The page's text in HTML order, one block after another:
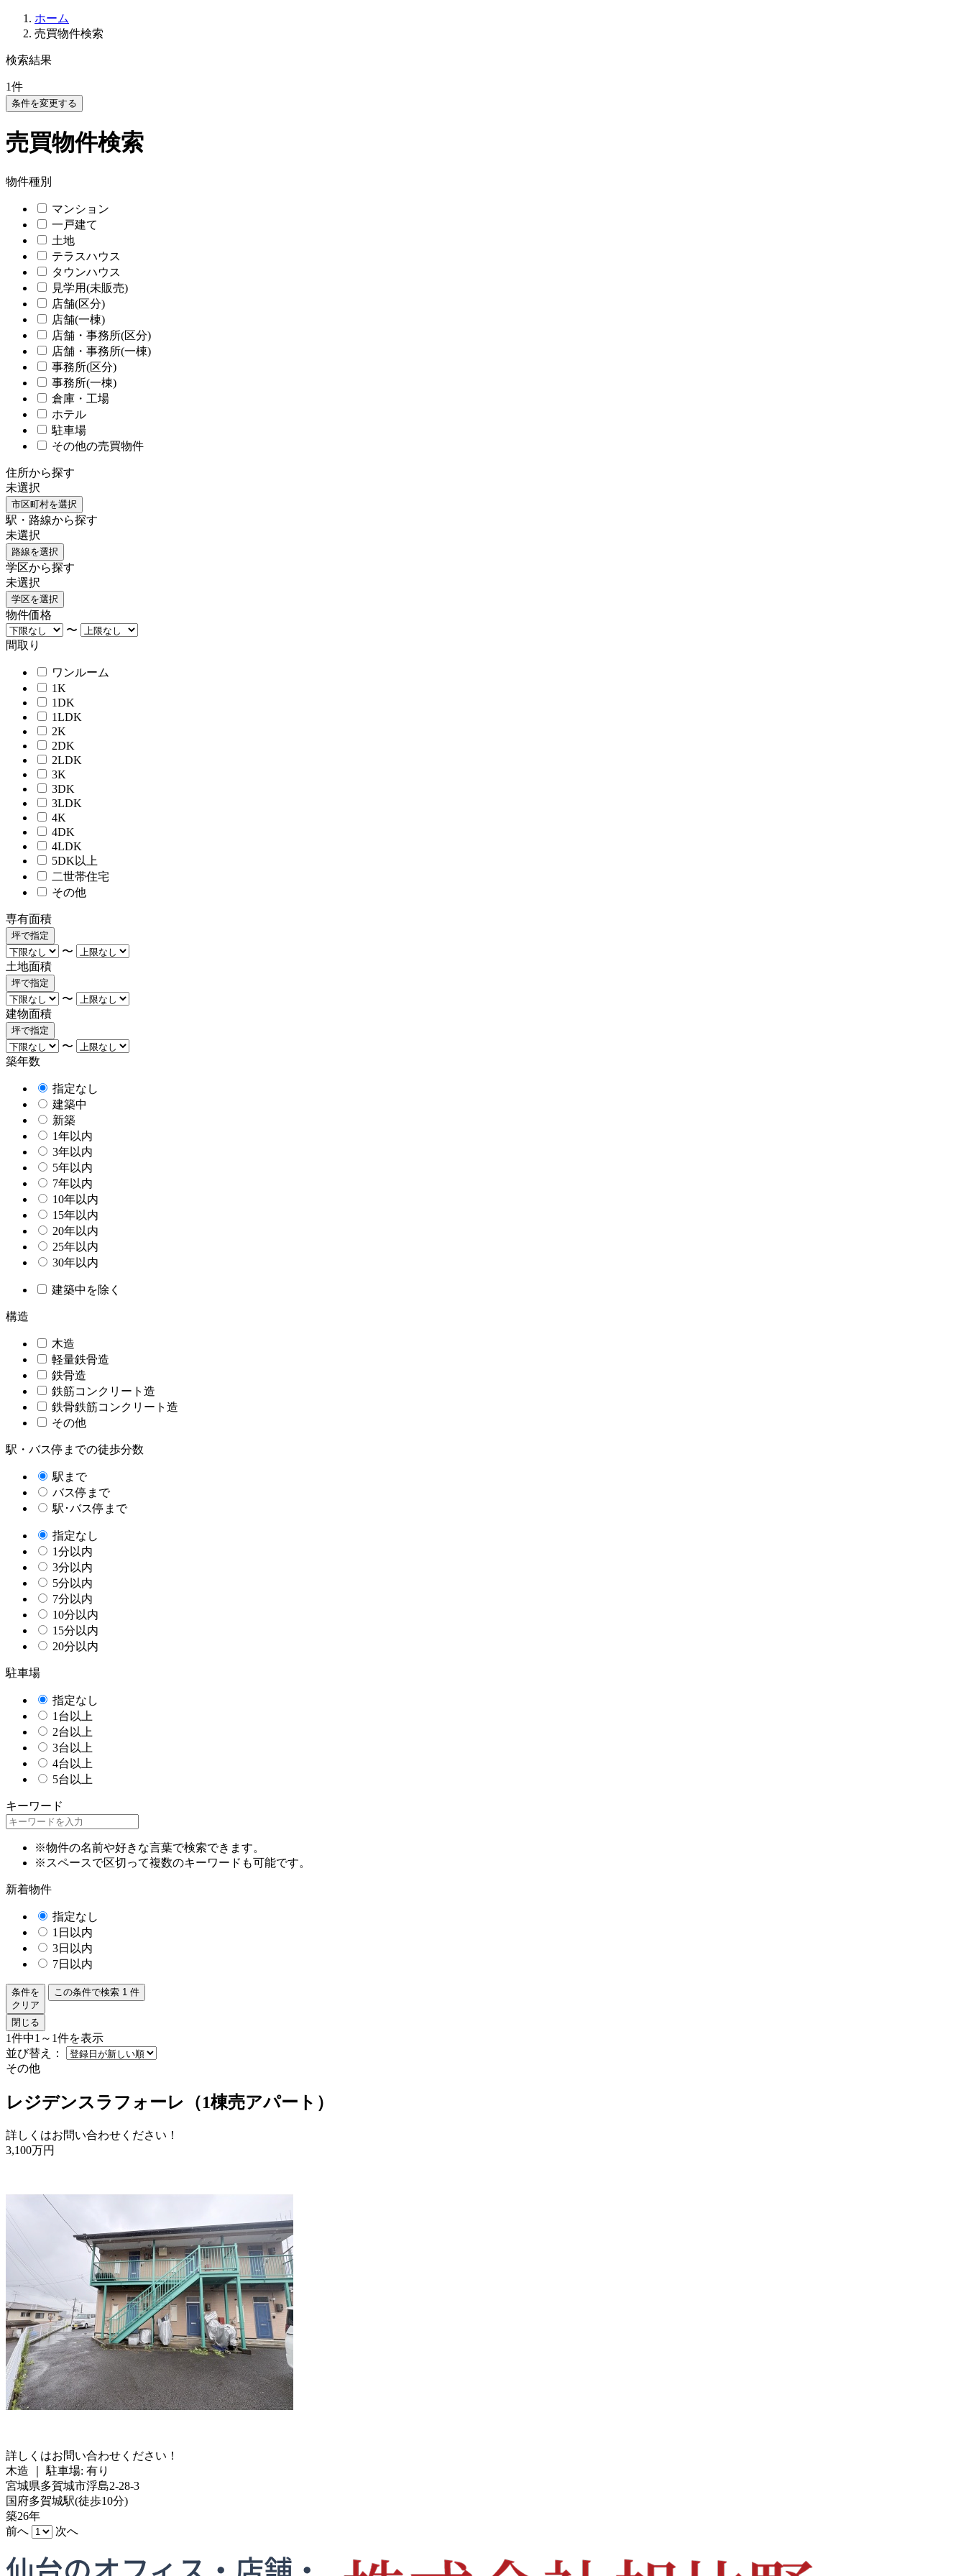
ホーム
売買物件検索
検索結果
1件
条件を変更する
売買物件検索
物件種別
マンション
一戸建て
土地
テラスハウス
タウンハウス
見学用(未販売)
店舗(区分)
店舗(一棟)
店舗・事務所(区分)
店舗・事務所(一棟)
事務所(区分)
事務所(一棟)
倉庫・工場
ホテル
駐車場
その他の売買物件
住所から探す
未選択
市区町村を選択
駅・路線から探す
未選択
路線を選択
学区から探す
未選択
学区を選択
物件価格
〜
間取り
ワンルーム
1K
1DK
1LDK
2K
2DK
2LDK
3K
3DK
3LDK
4K
4DK
4LDK
5DK以上
二世帯住宅
その他
専有面積
坪で指定
〜
土地面積
坪で指定
〜
建物面積
坪で指定
〜
築年数
指定なし
建築中
新築
1年以内
3年以内
5年以内
7年以内
10年以内
15年以内
20年以内
25年以内
30年以内
建築中を除く
構造
木造
軽量鉄骨造
鉄骨造
鉄筋コンクリート造
鉄骨鉄筋コンクリート造
その他
駅・バス停までの徒歩分数
駅まで
バス停まで
駅･バス停まで
指定なし
1分以内
3分以内
5分以内
7分以内
10分以内
15分以内
20分以内
駐車場
指定なし
1台以上
2台以上
3台以上
4台以上
5台以上
キーワード
※物件の名前や好きな言葉で検索できます。
※スペースで区切って複数のキーワードも可能です。
新着物件
指定なし
1日以内
3日以内
7日以内
条件を
クリア
この条件で検索 1 件
閉じる
1件中1～1件を表示
並び替え：
その他
レジデンスラフォーレ（1棟売アパート）
詳しくはお問い合わせください！
3,100万円
詳しくはお問い合わせください！
木造
駐車場: 有り
宮城県多賀城市浮島2-28-3
国府多賀城駅(徒歩10分)
築26年
前へ
次へ